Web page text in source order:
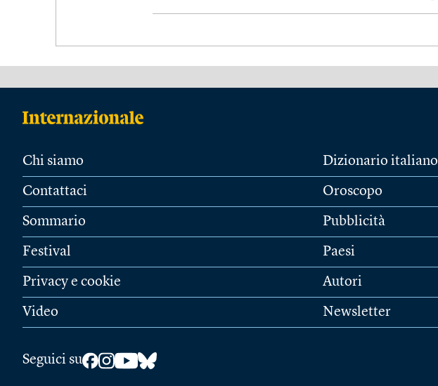
Chi siamo
Contattaci
Sommario
Festival
Privacy e cookie
Video
Dizionario italiano
Oroscopo
Pubblicità
Paesi
Autori
Newsletter
Seguici su